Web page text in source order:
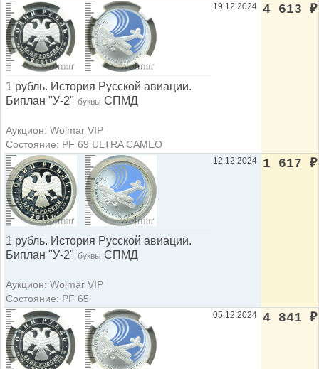
1 рубль. История Русской авиации.
Биплан "У-2" буквы СПМД
Аукцион: Wolmar VIP
Состояние: PF 69 ULTRA CAMEO
19.12.2024 4 613 ₽
1 рубль. История Русской авиации.
Биплан "У-2" буквы СПМД
Аукцион: Wolmar VIP
Состояние: PF 65
12.12.2024 1 617 ₽
05.12.2024 4 841 ₽